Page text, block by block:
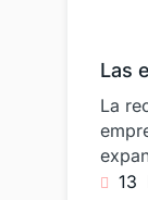
Las
La
13